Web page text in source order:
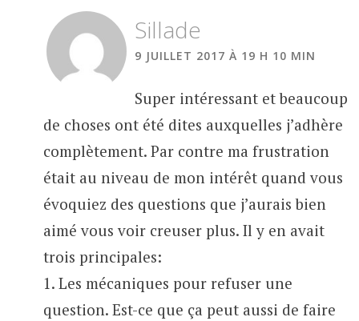
Sillade
9 JUILLET 2017 À 19 H 10 MIN
Super intéressant et beaucoup
de choses ont été dites auxquelles j’adhère
complètement. Par contre ma frustration
était au niveau de mon intérêt quand vous
évoquiez des questions que j’aurais bien
aimé vous voir creuser plus. Il y en avait
trois principales:
1. Les mécaniques pour refuser une
question. Est-ce que ça peut aussi de faire